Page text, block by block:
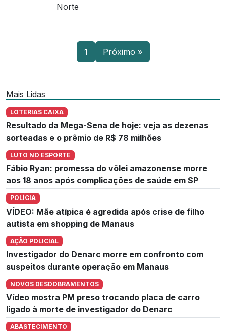
Norte
1 Próximo »
Mais Lidas
LOTERIAS CAIXA
Resultado da Mega-Sena de hoje: veja as dezenas
sorteadas e o prêmio de R$ 78 milhões
LUTO NO ESPORTE
Fábio Ryan: promessa do vôlei amazonense morre
aos 18 anos após complicações de saúde em SP
POLÍCIA
VÍDEO: Mãe atípica é agredida após crise de filho
autista em shopping de Manaus
AÇÃO POLICIAL
Investigador do Denarc morre em confronto com
suspeitos durante operação em Manaus
NOVOS DESDOBRAMENTOS
Vídeo mostra PM preso trocando placa de carro
ligado à morte de investigador do Denarc
ABASTECIMENTO